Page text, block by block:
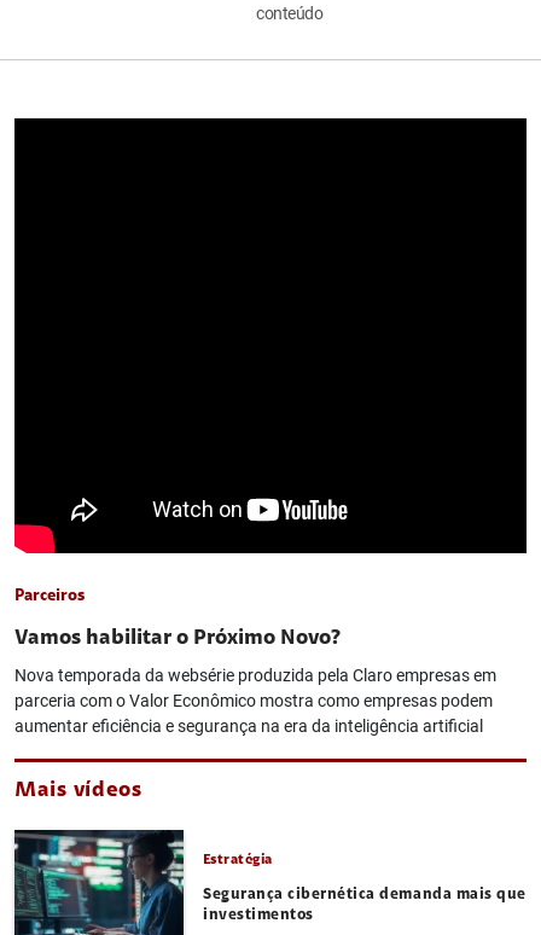
conteúdo
Parceiros
Vamos habilitar o Próximo Novo?
Nova temporada da websérie produzida pela Claro empresas em
parceria com o Valor Econômico mostra como empresas podem
aumentar eficiência e segurança na era da inteligência artificial
Mais vídeos
Estratégia
Segurança cibernética demanda mais que
investimentos